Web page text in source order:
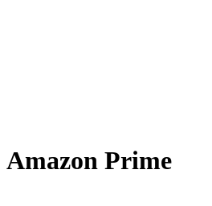
Amazon Prime